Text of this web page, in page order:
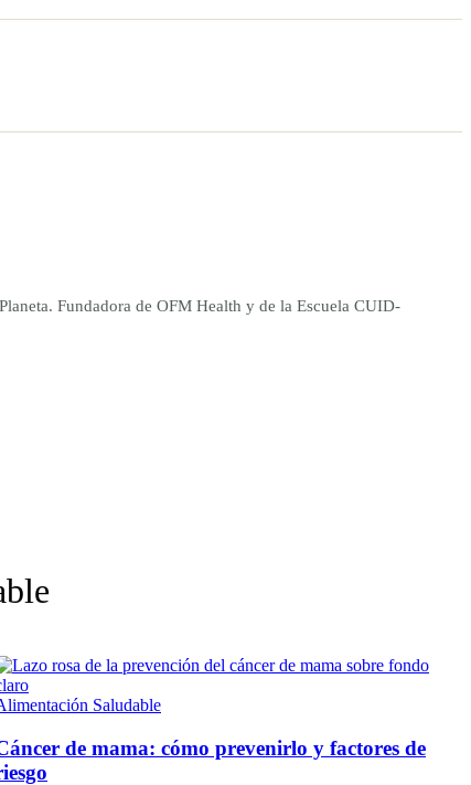
Fundadora de OFM Health y de la Escuela CUID-
Saludable
de mama: cómo prevenirlo y factores de